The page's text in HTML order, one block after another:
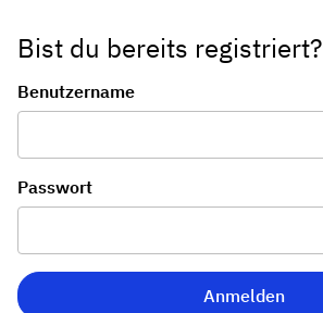
Bist du bereits registriert?
Anmeldung
Benutzername
Passwort
Anmelden